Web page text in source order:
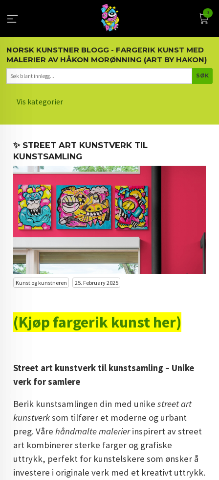
innholdet
0
NORSK KUNSTNER BLOGG - FARGERIK KUNST MED
MALERIER AV HÅKON MORØNNING (ART BY HAKON)
Vis kategorier
KUNST OG KUNSTNEREN
MALERIER BLOGG
ARTIKLER OM KUNST
INTERIØR OG KUNST
KUNST INVESTERING
KUNSTSTILER
FARGETEORI
KJØP KUNST TIL SALGS
FARGERIK KUNST
KUNST
STORE MALERIER TIL STUE
NORSK KUNST
DOPAMIN DECOR NORGE
DOPAMIN DECOR NORGE
✨ STREET ART KUNSTVERK TIL
KUNSTSAMLING
Kunst og kunstneren 25. February 2025
(Kjøp fargerik kunst her)
Street art kunstverk til kunstsamling – Unike
verk for samlere
Berik kunstsamlingen din med unikestreet art
kunstverksom tilfører et moderne og urbant
preg. Vårehåndmalte malerierinspirert av street
art kombinerer sterke farger og grafiske
uttrykk, perfekt for kunstelskere som ønsker å
investere i originale verk med et kreativt uttrykk.